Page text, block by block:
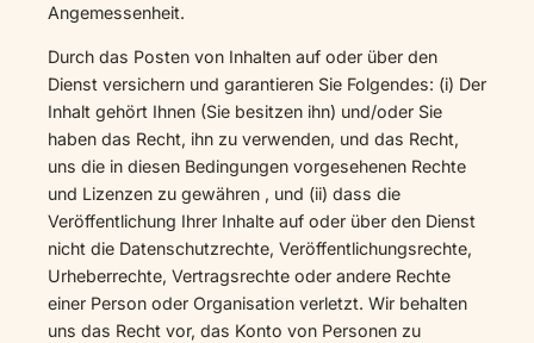
Angemessenheit.
Durch das Posten von Inhalten auf oder über den
Dienst versichern und garantieren Sie Folgendes: (i) Der
Inhalt gehört Ihnen (Sie besitzen ihn) und/oder Sie
haben das Recht, ihn zu verwenden, und das Recht,
uns die in diesen Bedingungen vorgesehenen Rechte
und Lizenzen zu gewähren , und (ii) dass die
Veröffentlichung Ihrer Inhalte auf oder über den Dienst
nicht die Datenschutzrechte, Veröffentlichungsrechte,
Urheberrechte, Vertragsrechte oder andere Rechte
einer Person oder Organisation verletzt. Wir behalten
uns das Recht vor, das Konto von Personen zu